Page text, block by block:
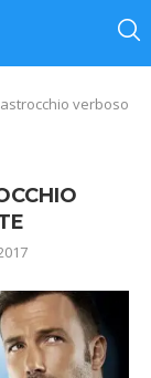
verboso